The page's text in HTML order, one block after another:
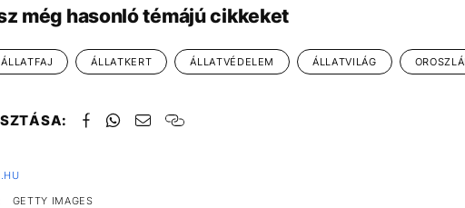
még hasonló témájú cikkeket
ÁLLATFAJ ÁLLATKERT ÁLLATVÉDELEM ÁLLATVILÁG
GETTY IMAGES